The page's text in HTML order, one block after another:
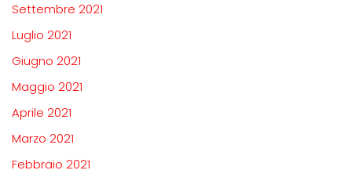
Settembre 2021
Luglio 2021
Giugno 2021
Maggio 2021
Aprile 2021
Marzo 2021
Febbraio 2021